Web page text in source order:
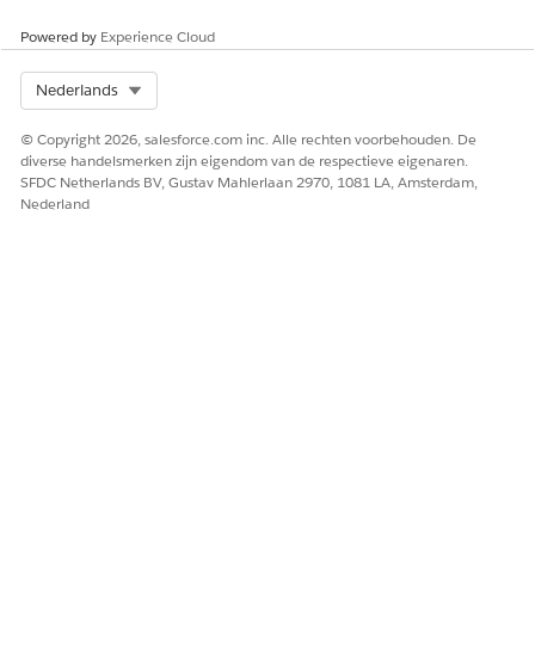
Powered by Experience Cloud
Nederlands
© Copyright 2026, salesforce.com inc. Alle rechten voorbehouden. De
diverse handelsmerken zijn eigendom van de respectieve eigenaren.
SFDC Netherlands BV, Gustav Mahlerlaan 2970, 1081 LA, Amsterdam,
Nederland